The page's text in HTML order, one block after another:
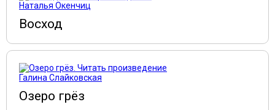
Наталья Окенчиц
Восход
Галина Слайковская
Озеро грёз